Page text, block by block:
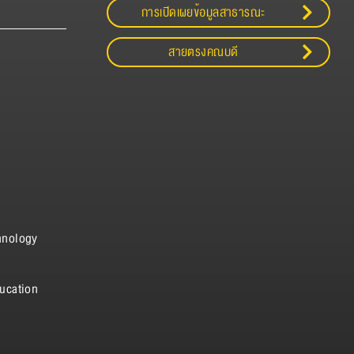
การเปิดเผยข้อมูลสาธารณะ
สายตรงคณบดี